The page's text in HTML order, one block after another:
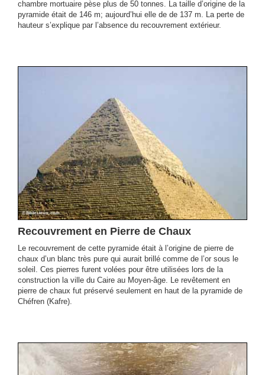
chambre mortuaire pèse plus de 50 tonnes. La taille d’origine de la
pyramide était de 146 m; aujourd’hui elle de de 137 m. La perte de
hauteur s’explique par l’absence du recouvrement extérieur.
Recouvrement en Pierre de Chaux
Le recouvrement de cette pyramide était à l’origine de pierre de
chaux d’un blanc très pure qui aurait brillé comme de l’or sous le
soleil. Ces pierres furent volées pour être utilisées lors de la
construction la ville du Caire au Moyen-âge. Le revêtement en
pierre de chaux fut préservé seulement en haut de la pyramide de
Chéfren (Kafre).